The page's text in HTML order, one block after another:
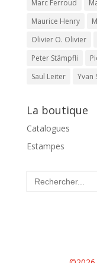
Marc Ferroud
Maurice Henry
Olivier O. Olivier
Peter Stämpfli
Saul Leiter
Yvan
La boutique
Catalogues
Estampes
Search
for: